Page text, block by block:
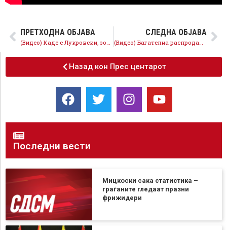
ПРЕТХОДНА ОБЈАВА СЛЕДНА ОБЈАВА
Назад кон Прес центарот
Последни вести
Мицкоски сака статистика –
граѓаните гледаат празни
фрижидери